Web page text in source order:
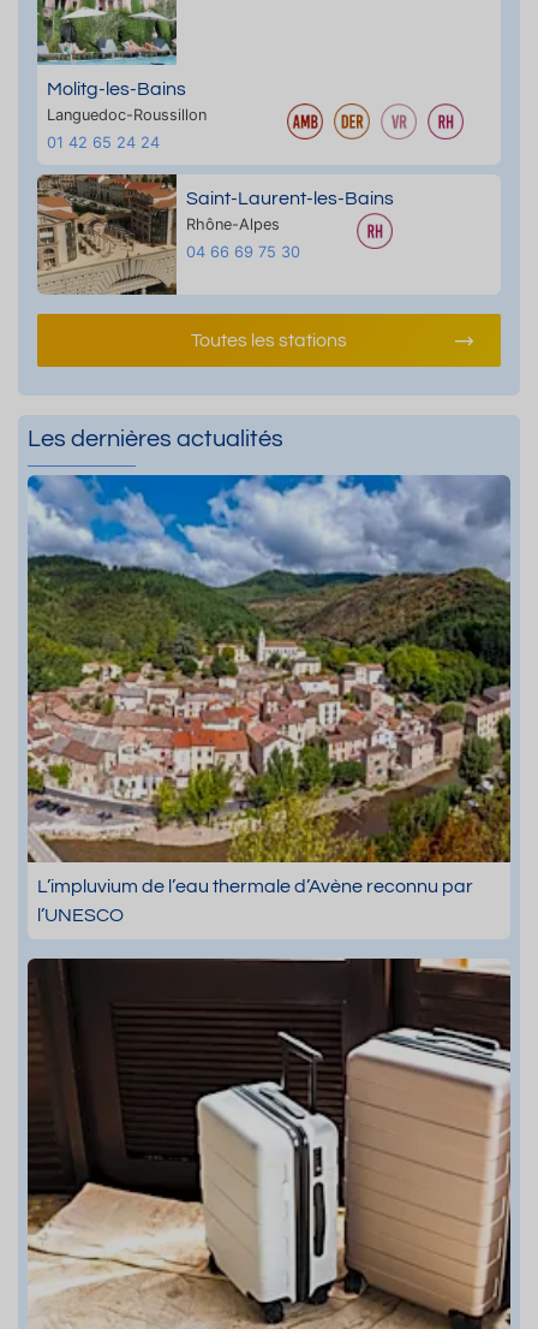
Molitg-les-Bains
Languedoc-Roussillon
01 42 65 24 24
Saint-Laurent-les-Bains
Rhône-Alpes
04 66 69 75 30
Toutes les stations
Les dernières actualités
L’impluvium de l’eau thermale d’Avène reconnu par
l’UNESCO